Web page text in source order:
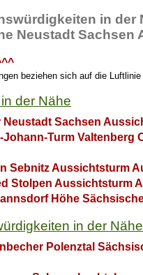
in der
Neustadt Sachsen
beziehen sich auf die
der Nähe
Neustadt Sachsen
Johann-Turm Valtenberg
Sebnitz Aussichtsturm
Stolpen Aussichtsturm
Höhe
in der Nähe
Polenztal